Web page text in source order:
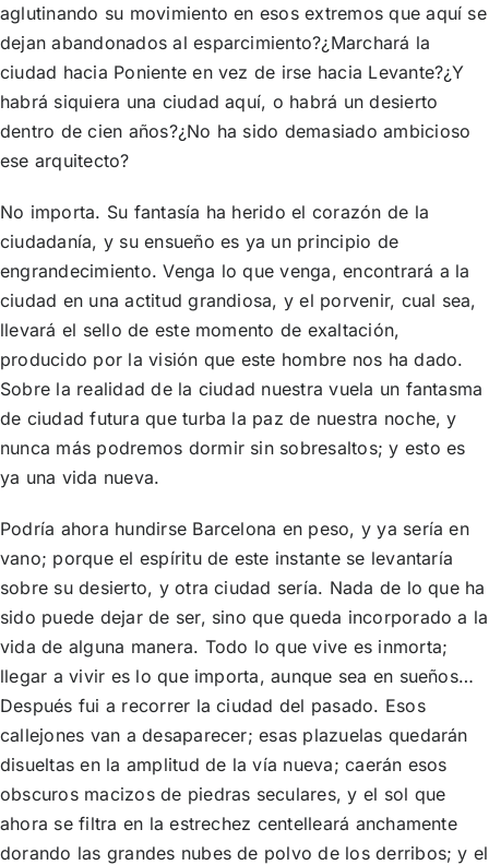
aglutinando su movimiento en esos extremos que aquí se
dejan abandonados al esparcimiento?¿Marchará la
ciudad hacia Poniente en vez de irse hacia Levante?¿Y
habrá siquiera una ciudad aquí, o habrá un desierto
dentro de cien años?¿No ha sido demasiado ambicioso
ese arquitecto?
No importa. Su fantasía ha herido el corazón de la
ciudadanía, y su ensueño es ya un principio de
engrandecimiento. Venga lo que venga, encontrará a la
ciudad en una actitud grandiosa, y el porvenir, cual sea,
llevará el sello de este momento de exaltación,
producido por la visión que este hombre nos ha dado.
Sobre la realidad de la ciudad nuestra vuela un fantasma
de ciudad futura que turba la paz de nuestra noche, y
nunca más podremos dormir sin sobresaltos; y esto es
ya una vida nueva.
Podría ahora hundirse Barcelona en peso, y ya sería en
vano; porque el espíritu de este instante se levantaría
sobre su desierto, y otra ciudad sería. Nada de lo que ha
sido puede dejar de ser, sino que queda incorporado a la
vida de alguna manera. Todo lo que vive es inmorta;
llegar a vivir es lo que importa, aunque sea en sueños…
Después fui a recorrer la ciudad del pasado. Esos
callejones van a desaparecer; esas plazuelas quedarán
disueltas en la amplitud de la vía nueva; caerán esos
obscuros macizos de piedras seculares, y el sol que
ahora se filtra en la estrechez centelleará anchamente
dorando las grandes nubes de polvo de los derribos; y el